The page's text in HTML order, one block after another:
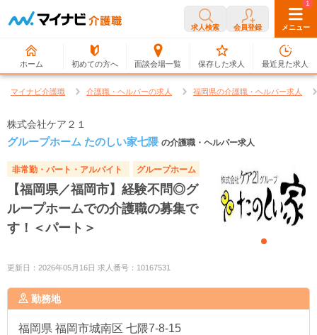
求人検索 会員登録 メニュー
ホーム 初めての方へ 面談会場一覧
0
保存した求人
1
最近見た求人
マイナビ介護職 介護職・ヘルパーの求人 福岡県の介護職・ヘルパー求人
株式会社ケア２１
グループホーム たのしい家七隈 の介護職・ヘルパー求人
非常勤・パート・アルバイト グループホーム
【福岡県／福岡市】経験不問◎グ
ループホームでの介護職の募集で
す！＜パート＞
更新日：2026年05月16日 求人番号：10167531
勤務地
福岡県 福岡市城南区 七隈7-8-15